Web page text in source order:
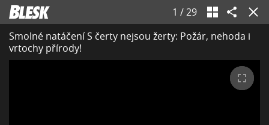
1 /29
Smolné natáčení S čerty nejsou žerty: Požár, nehoda i
vrtochy přírody!